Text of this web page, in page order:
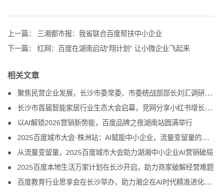
上一篇：
三湘都市报：我省联合百度帮扶中小企业
下一篇：
红网：百度在湖南启动“翔计划” 让小微企业飞起来
相关文章
聚焦民营企业发展，长沙市委常委、市委统战部部长刘汇调研竞网
长沙市首届智能家居行业生态大会启幕，竞网分享小红书增长方案
以AI解锁2026营销新势能，百度品牌之夜湖南站圆满举行
2025百度城市大会·株洲站：AI赋能中小企业，流量变留量的破局之道
从流量变留量，2025百度城市大会助力湖湘中小企业AI营销破局
2025百度本地生活万家计划在长沙开启，助力商家破解经营难题
百度教育行业思享会在长沙举办，助力湘企在AI时代精准进化、把握商机